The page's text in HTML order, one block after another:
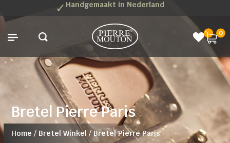
✓ Handgemaakt in Nederland
0
Bretel Pierre Paris
Home / Bretel Winkel / Bretel Pierre Paris